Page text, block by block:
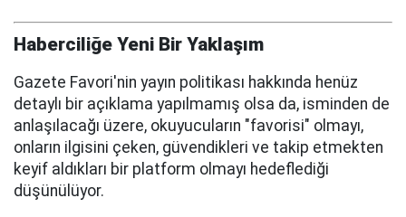
Haberciliğe Yeni Bir Yaklaşım
Gazete Favori'nin yayın politikası hakkında henüz
detaylı bir açıklama yapılmamış olsa da, isminden de
anlaşılacağı üzere, okuyucuların "favorisi" olmayı,
onların ilgisini çeken, güvendikleri ve takip etmekten
keyif aldıkları bir platform olmayı hedeflediği
düşünülüyor.